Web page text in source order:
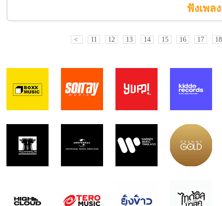
ฟังเพล
< 11 12 13 14 15 16 17 18